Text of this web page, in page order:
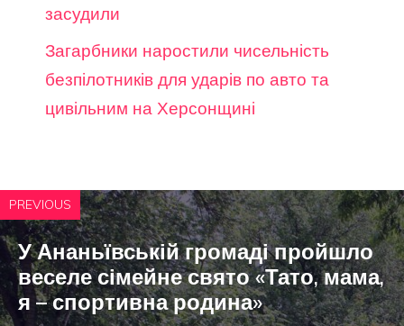
засудили
Загарбники наростили чисельність
безпілотників для ударів по авто та
цивільним на Херсонщині
PREVIOUS
У Ананьївській громаді пройшло
веселе сімейне свято «Тато, мама,
я – спортивна родина»